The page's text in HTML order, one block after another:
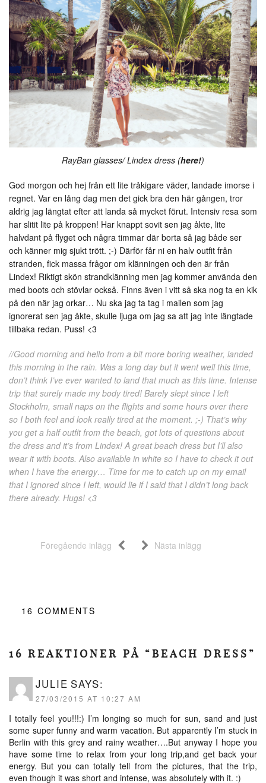
RayBan glasses/ Lindex dress (here!)
God morgon och hej från ett lite tråkigare väder, landade imorse i
regnet. Var en lång dag men det gick bra den här gången, tror
aldrig jag längtat efter att landa så mycket förut. Intensiv resa som
har slitit lite på kroppen! Har knappt sovit sen jag åkte, lite
halvdant på flyget och några timmar där borta så jag både ser
och känner mig sjukt trött. ;-) Därför får ni en halv outfit från
stranden, fick massa frågor om klänningen och den är från
Lindex! Riktigt skön strandklänning men jag kommer använda den
med boots och stövlar också. Finns även i vitt så ska nog ta en kik
på den när jag orkar… Nu ska jag ta tag i mailen som jag
ignorerat sen jag åkte, skulle ljuga om jag sa att jag inte längtade
tillbaka redan. Puss! <3
//Good morning and hello from a bit more boring weather, landed
this morning in the rain. Was a long day but it went well this time,
don’t think I’ve ever wanted to land that much as this time. Intense
trip that surely made my body tired! Barely slept since I left
Stockholm, small naps on the flights and some hours over there
so I both feel and look really tired at the moment. ;-) That’s why
you get a half outfit from the beach, got lots of questions about
the dress and it’s from Lindex! A great beach dress but I’ll also
wear it with boots. Also available in white so I have to check it out
when I have the energy… Time for me to catch up on my email
that I ignored since I left, would lie if I said that I didn’t long back
there already. Hugs! <3
Föregående inlägg Nästa inlägg
16 COMMENTS
16 REAKTIONER PÅ “BEACH DRESS”
JULIE SAYS:
27/03/2015 AT 10:27 AM
I totally feel you!!!:) I’m longing so much for sun, sand and just
some super funny and warm vacation. But apparently I’m stuck in
Berlin with this grey and rainy weather….But anyway I hope you
have some time to relax from your long trip,and get back your
energy. But you can totally tell from the pictures, that the trip,
even though it was short and intense, was absolutely with it. :)